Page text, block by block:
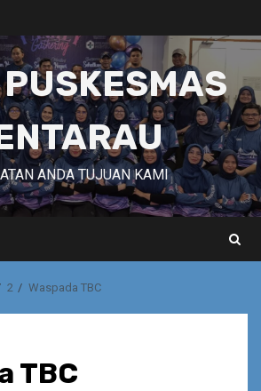
ANDA TUJUAN KAMI
2 Waspada TBC
TBC